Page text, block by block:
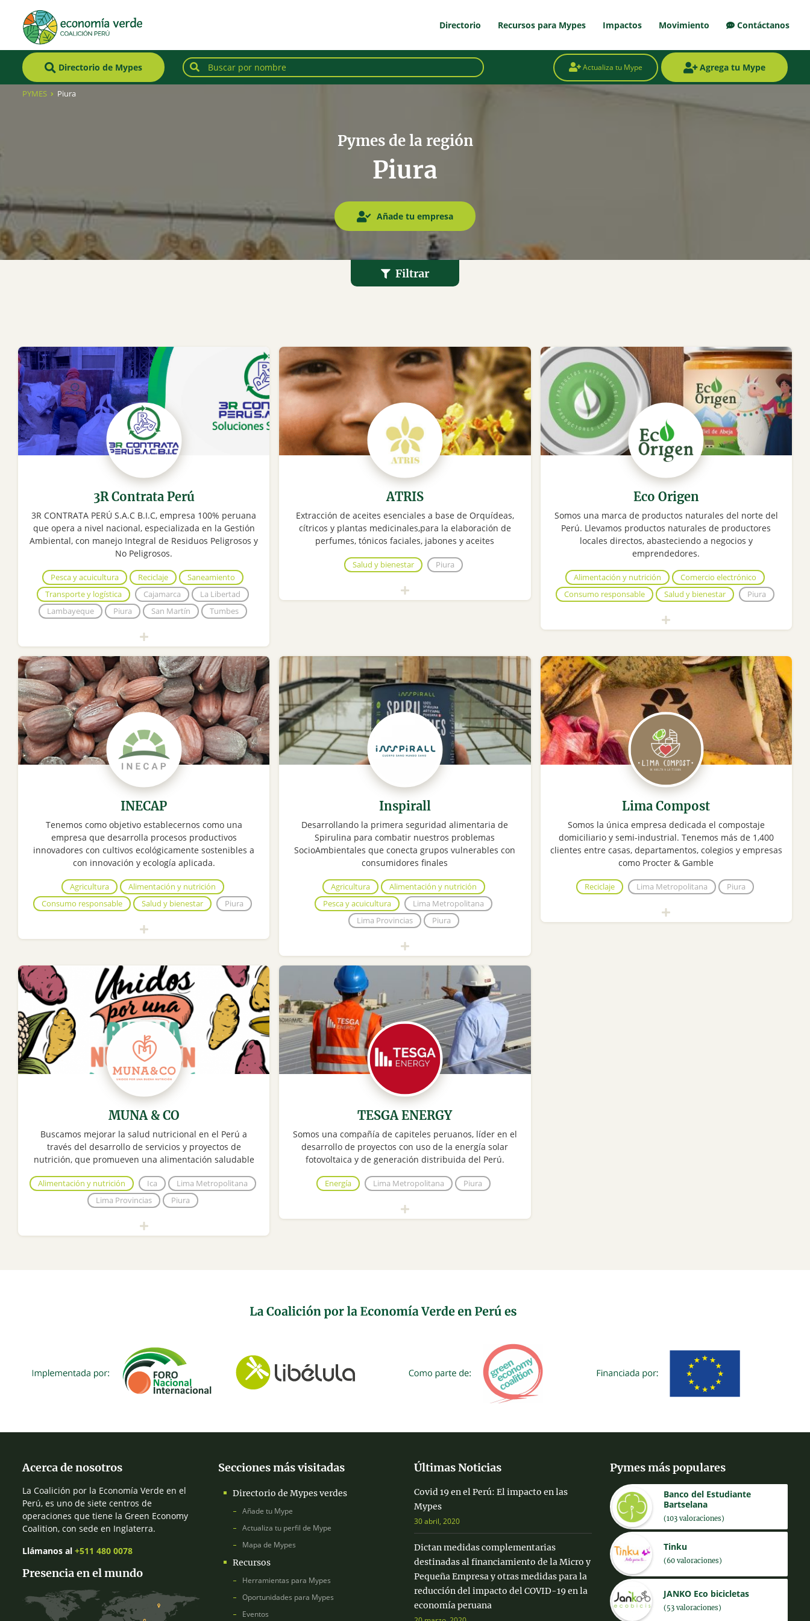
Directorio Recursos para Mypes Impactos Movimiento Contáctanos
Directorio de Mypes Actualiza tu Mype Agrega tu Mype
PYMES Piura
Pymes de la región
Piura
Añade tu empresa
Filtrar
3R Contrata Perú
3R CONTRATA PERÚ S.A.C B.I.C, empresa 100% peruana
que opera a nivel nacional, especializada en la Gestión
Ambiental, con manejo Integral de Residuos Peligrosos y
No Peligrosos.
Pesca y acuicultura Reciclaje
Saneamiento
Transporte y logística
Cajamarca
La Libertad
Lambayeque
Piura San Martín Tumbes
ATRIS
Extracción de aceites esenciales a base de Orquídeas,
cítricos y plantas medicinales,para la elaboración de
perfumes, tónicos faciales, jabones y aceites
Salud y bienestar Piura
Eco Origen
Somos una marca de productos naturales del norte del
Perú. Llevamos productos naturales de productores
locales directos, abasteciendo a negocios y
emprendedores.
Alimentación y nutrición
Comercio electrónico
Consumo responsable
Salud y bienestar Piura
INECAP
Tenemos como objetivo establecernos como una
empresa que desarrolla procesos productivos
innovadores con cultivos ecológicamente sostenibles a
con innovación y ecología aplicada.
Agricultura
Alimentación y nutrición
Consumo responsable
Salud y bienestar Piura
Inspirall
Desarrollando la primera seguridad alimentaria de
Spirulina para combatir nuestros problemas
SocioAmbientales que conecta grupos vulnerables con
consumidores finales
Agricultura
Alimentación y nutrición
Pesca y acuicultura
Lima Metropolitana
Lima Provincias
Piura
Lima Compost
Somos la única empresa dedicada el compostaje
domiciliario y semi-industrial. Tenemos más de 1,400
clientes entre casas, departamentos, colegios y empresas
como Procter & Gamble
Reciclaje Lima Metropolitana Piura
MUNA & CO
Buscamos mejorar la salud nutricional en el Perú a
través del desarrollo de servicios y proyectos de
nutrición, que promueven una alimentación saludable
Alimentación y nutrición Ica
Lima Metropolitana
Lima Provincias
Piura
TESGA ENERGY
Somos una compañía de capiteles peruanos, líder en el
desarrollo de proyectos con uso de la energía solar
fotovoltaica y de generación distribuida del Perú.
Energía Lima Metropolitana Piura
Acerca de nosotros
La Coalición por la Economía Verde en el
Perú, es uno de siete centros de
operaciones que tiene la Green Economy
Coalition, con sede en Inglaterra.
Llámanos al +511 480 0078
Presencia en el mundo
Secciones más visitadas
Directorio de Mypes verdes
Añade tu Mype
Actualiza tu perfil de Mype
Mapa de Mypes
Recursos
Herramientas para Mypes
Oportunidades para Mypes
Eventos
Últimas Noticias
Covid 19 en el Perú: El impacto en las
Mypes
30 abril, 2020
Dictan medidas complementarias
destinadas al financiamiento de la Micro y
Pequeña Empresa y otras medidas para la
reducción del impacto del COVID-19 en la
economía peruana
Pymes más populares
Banco del Estudiante
Bartselana
(103 valoraciones)
Tinku
(60 valoraciones)
JANKO Eco bicicletas
(53 valoraciones)